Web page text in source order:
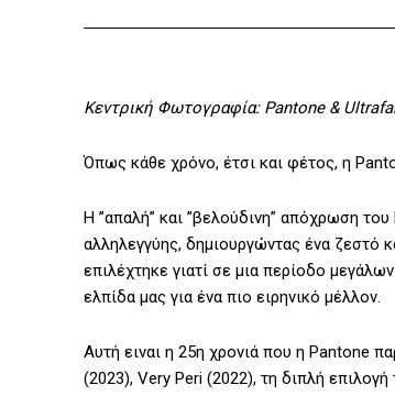
Κεντρική Φωτογραφία: Pantone &
Όπως κάθε χρόνο, έτσι και φέτος, η
Η ”απαλή” και ”βελούδινη” απόχρωση
αλληλεγγύης, δημιουργώντας ένα ζεστό
επιλέχτηκε γιατί σε μια περίοδο
ελπίδα μας για ένα πιο ειρηνικό μέλλον.
Αυτή ειναι η 25η χρονιά που η Pantone
(2023), Very Peri (2022), τη διπλή